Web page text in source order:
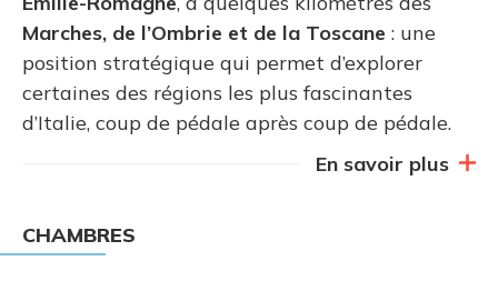
Marches, de l’Ombrie et de la Toscane : une
position stratégique qui permet d’explorer
certaines des régions les plus fascinantes
d’Italie, coup de pédale après coup de pédale.
En savoir plus
CHAMBRES